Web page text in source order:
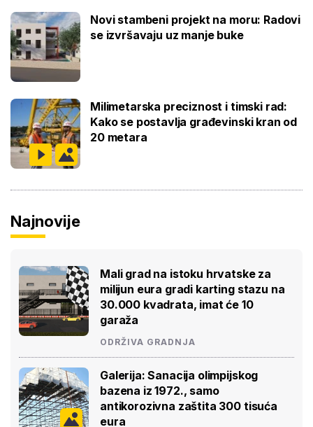
Novi stambeni projekt na moru: Radovi
se izvršavaju uz manje buke
Milimetarska preciznost i timski rad:
Kako se postavlja građevinski kran od
20 metara
Najnovije
Mali grad na istoku hrvatske za
milijun eura gradi karting stazu na
30.000 kvadrata, imat će 10
garaža
ODRŽIVA GRADNJA
Galerija: Sanacija olimpijskog
bazena iz 1972., samo
antikorozivna zaštita 300 tisuća
eura